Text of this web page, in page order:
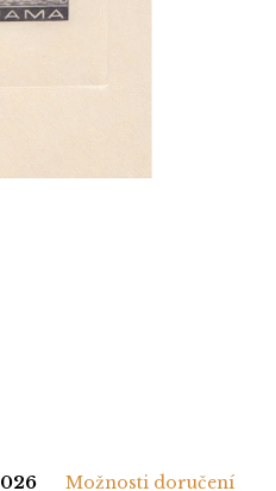
Možnosti doručení